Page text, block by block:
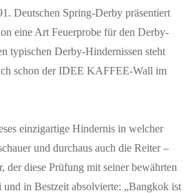
Deutschen Spring-Derby präsentiert
eine Art Feuerprobe für den Derby-
typischen Derby-Hindernissen steht
schon der IDEE KAFFEE-Wall im
einzigartige Hindernis in welcher
und durchaus auch die Reiter –
der diese Prüfung mit seiner bewährten
in Bestzeit absolvierte: „Bangkok ist